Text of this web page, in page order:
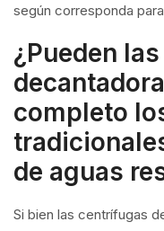
según corresponda
¿Pueden
completo
de aguas
Si bien las centrífugas